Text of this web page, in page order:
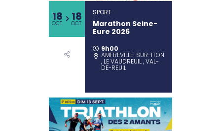
18
OCT. 18
OCT.
SPORT
Marathon Seine-
Eure 2026
9h00
AMFREVILLE-SUR-ITON
, LE VAUDREUIL , VAL-
DE-REUIL